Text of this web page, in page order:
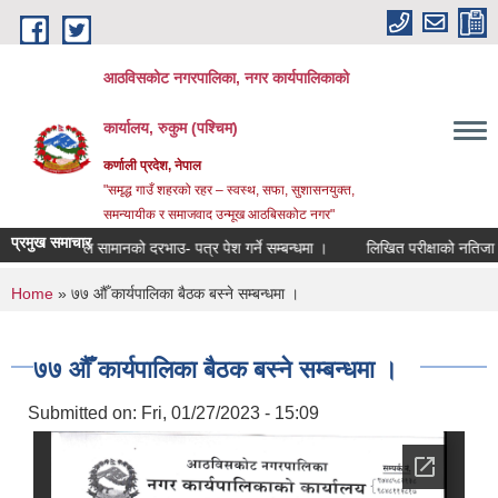
Skip to main content
आठविसकोट नगरपालिका, नगर कार्यपालिकाको
कार्यालय, रुकुम (पश्चिम)
कर्णाली प्रदेश, नेपाल
"समृद्ध गाउँ शहरको रहर – स्वस्थ, सफा, सुशासनयुक्त,
समन्यायीक र समाजवाद उन्मूख आठबिसकोट नगर"
प्रमुख समाचार
सर्जिकल सामानको दरभाउ- पत्र पेश गर्ने सम्बन्धमा । लिखित परीक्षाको नतिजा
You are here
Home » ७७ औँ कार्यपालिका बैठक बस्ने सम्बन्धमा ।
७७ औँ कार्यपालिका बैठक बस्ने सम्बन्धमा ।
Submitted on: Fri, 01/27/2023 - 15:09